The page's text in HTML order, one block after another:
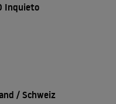
Inquieto
/ Schweiz